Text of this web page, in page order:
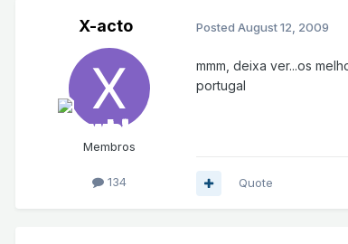
X-acto
Membros
134
Posted August 12, 2009
mmm, deixa ver...os
portugal
Quote